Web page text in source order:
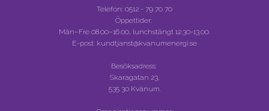
Telefon: 0512 - 79 70 70
Öppettider:
Mån–Fre 08.00–16.00, lunchstängt 12.30-13.00.
E-post: kundtjanst@kvanumenergi.se
Besöksadress:
Skaragatan 23,
535 30 Kvänum.